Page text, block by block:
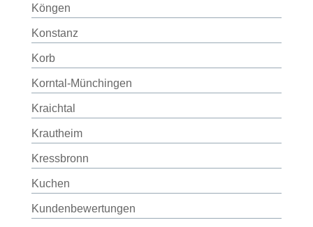
Köngen
Konstanz
Korb
Korntal-Münchingen
Kraichtal
Krautheim
Kressbronn
Kuchen
Kundenbewertungen